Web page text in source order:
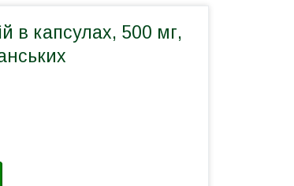
в капсулах, 500 мг,